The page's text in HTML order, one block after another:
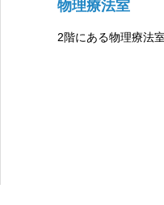
物理療法室
2階にある物理療法